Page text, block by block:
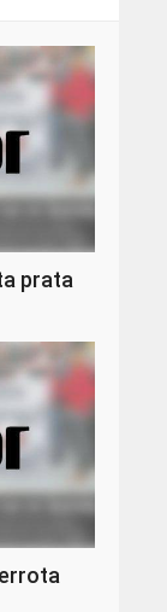
prata